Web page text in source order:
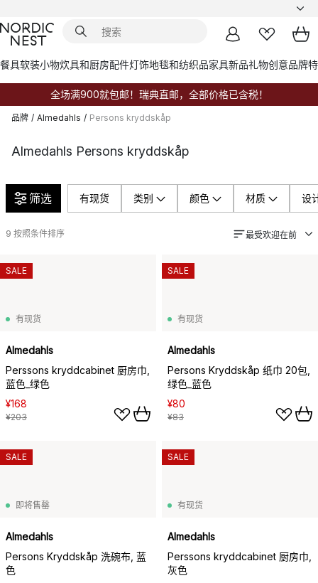
餐具软装小物炊具和厨房配件灯饰地毯和纺织品家具新品礼物创意品牌
全场满900就包邮！瑞典直邮，全部价格已含税！
品牌 / Almedahls / Persons kryddskåp
Almedahls Persons kryddskåp
筛选 有现货 类别 颜色 材质 设
9 按照条件排序 最受欢迎在前
有现货
Almedahls
Perssons kryddcabinet 厨房巾,
蓝色_绿色
¥168
¥203
SALE
有现货
Almedahls
Persons Kryddskåp 纸巾 20包,
绿色_蓝色
¥80
¥83
SALE
即将售罄
Almedahls
Persons Kryddskåp 洗碗布, 蓝
色
SALE
有现货
Almedahls
Perssons kryddcabinet 厨房巾,
灰色
SALE